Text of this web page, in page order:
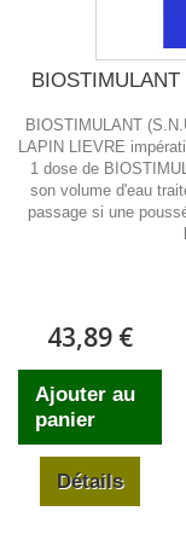
BIOSTIMULANT
LAPIN LIEVRE
1 dose de
son volume d'eau
passage si une
43,89 €
Ajouter au
panier
Détails